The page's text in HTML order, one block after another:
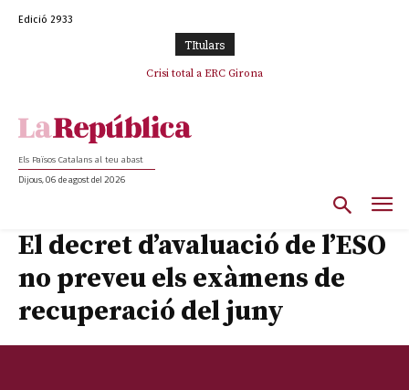
Edició 2933
TItulars
Crisi total a ERC Girona
Els Països Catalans al teu abast
Dijous, 06 de agost del 2026
El decret d’avaluació de l’ESO
no preveu els exàmens de
recuperació del juny